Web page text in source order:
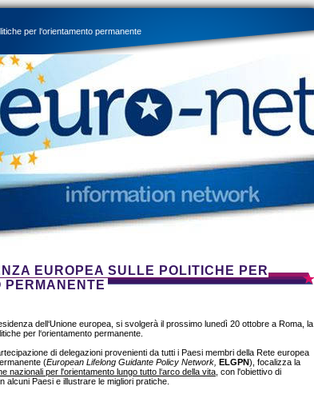
per l‘orientamento permanente
EUROPEA SULLE POLITICHE PER
PERMANENTE
dell‘Unione europea, si svolgerà il prossimo lunedì 20 ottobre a Roma, la
per l‘orientamento permanente.
di delegazioni provenienti da tutti i Paesi membri della Rete europea
(European Lifelong Guidante Policy Network, ELGPN), focalizza la
nazionali per l'orientamento lungo tutto l‘arco della vita , con l'obiettivo di
alcuni Paesi e illustrare le migliori pratiche.